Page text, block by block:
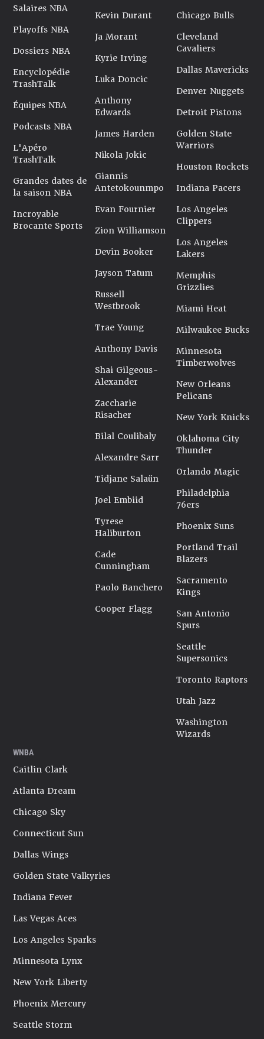
Salaires NBA
Playoffs NBA
Dossiers NBA
Encyclopédie
TrashTalk
Équipes NBA
Podcasts NBA
L'Apéro
TrashTalk
Grandes dates de
la saison NBA
Incroyable
Brocante Sports
Kevin Durant
Ja Morant
Kyrie Irving
Luka Doncic
Anthony
Edwards
James Harden
Nikola Jokic
Giannis
Antetokounmpo
Evan Fournier
Zion Williamson
Devin Booker
Jayson Tatum
Russell
Westbrook
Trae Young
Anthony Davis
Shai Gilgeous-
Alexander
Zaccharie
Risacher
Bilal Coulibaly
Alexandre Sarr
Tidjane Salaün
Joel Embiid
Tyrese
Haliburton
Cade
Cunningham
Paolo Banchero
Cooper Flagg
Chicago Bulls
Cleveland
Cavaliers
Dallas Mavericks
Denver Nuggets
Detroit Pistons
Golden State
Warriors
Houston Rockets
Indiana Pacers
Los Angeles
Clippers
Los Angeles
Lakers
Memphis
Grizzlies
Miami Heat
Milwaukee Bucks
Minnesota
Timberwolves
New Orleans
Pelicans
New York Knicks
Oklahoma City
Thunder
Orlando Magic
Philadelphia
76ers
Phoenix Suns
Portland Trail
Blazers
Sacramento
Kings
San Antonio
Spurs
Seattle
Supersonics
Toronto Raptors
Utah Jazz
Washington
Wizards
WNBA
Caitlin Clark
Atlanta Dream
Chicago Sky
Connecticut Sun
Dallas Wings
Golden State Valkyries
Indiana Fever
Las Vegas Aces
Los Angeles Sparks
Minnesota Lynx
New York Liberty
Phoenix Mercury
Seattle Storm